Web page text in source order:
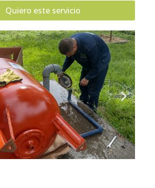
Quiero este servicio